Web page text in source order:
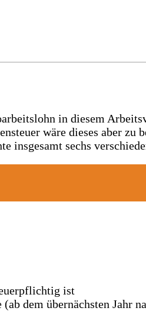
in diesem
wäre dieses aber
insgesamt sechs
ist
dem übernächsten Jahr